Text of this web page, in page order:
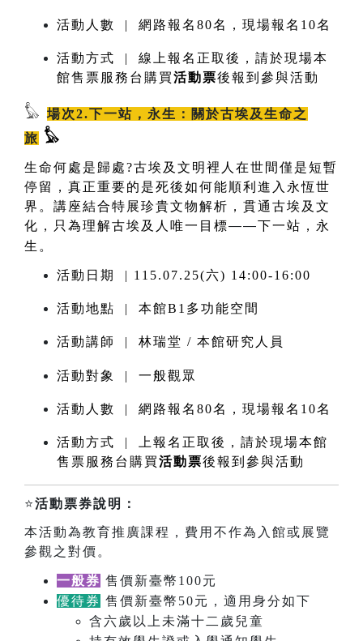
活動人數 | 網路報名80名，現場報名10名
活動方式 | 線上報名正取後，請於現場本
館售票服務台購買活動票後報到參與活動
𓅊 場次2.下一站，永生：關於古埃及生命之
旅 𓅊
生命何處是歸處?古埃及文明裡人在世間僅是短暫
停留，真正重要的是死後如何能順利進入永恆世
界。講座結合特展珍貴文物解析，貫通古埃及文
化，只為理解古埃及人唯一目標——下一站，永
生 。
活動日期 | 115.07.25(六) 14:00-16:00
活動地點 | 本館B1多功能空間
活動講師 | 林瑞堂 / 本館研究人員
活動對象 | 一般觀眾
活動人數 | 網路報名80名，現場報名10名
活動方式 | 上報名正取後，請於現場本館
售票服務台購買活動票後報到參與活動
⭐️活動票券說明：
本活動為教育推廣課程，費用不作為入館或展覽
參觀之對價。
一般券 售價新臺幣100元
優待券 售價新臺幣50元，適用身分如下
含六歲以上未滿十二歲兒童